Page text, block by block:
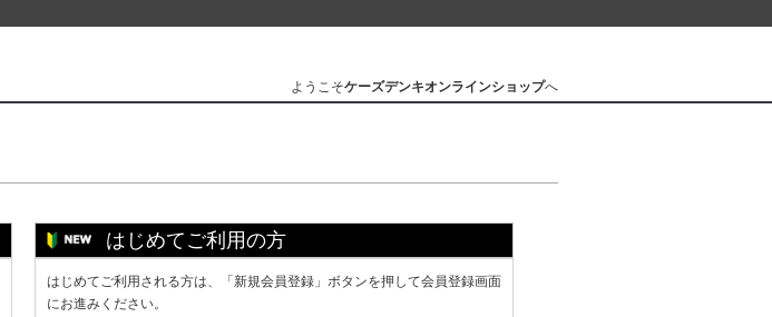
ようこそケーズデンキオンラインショップへ
はじめてご利用の方
はじめてご利用される方は、「新規会員登録」ボタンを押して会員登録画面
にお進みください。